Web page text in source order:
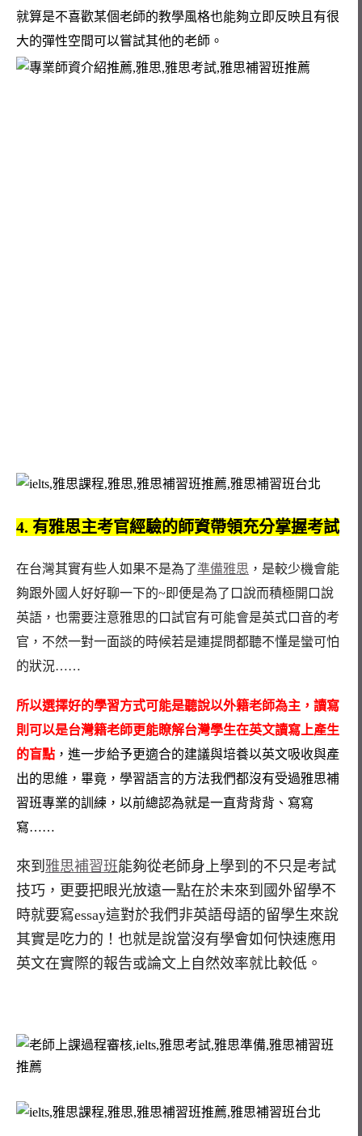
就算是不喜歡某個老師的教學風格也能夠立即反映且有很
大的彈性空間可以嘗試其他的老師。
4. 有雅思主考官經驗的師資帶領充分掌握考試
在台灣其實有些人如果不是為了準備雅思 ，是較少機會能
夠跟外國人好好聊一下的~即便是為了口說而積極開口說
英語，也需要注意雅思的口試官有可能會是英式口音的考
官，不然一對一面談的時候若是連提問都聽不懂是蠻可怕
的狀況……
所以選擇好的學習方式可能是聽說以外籍老師為主，讀寫
則可以是台灣籍老師更能瞭解台灣學生在英文讀寫上產生
的盲點 ，進一步給予更適合的建議與培養以英文吸收與產
出的思維，畢竟，學習語言的方法我們都沒有受過雅思補
習班專業的訓練，以前總認為就是一直背背背、寫寫
寫……
來到 雅思補習班能夠從老師身上學到的不只是考試
技巧，更要把眼光放遠一點在於未來到國外留學不
時就要寫essay這對於我們非英語母語的留學生來說
其實是吃力的！也就是說當沒有學會如何快速應用
英文在實際的報告或論文上自然效率就比較低。